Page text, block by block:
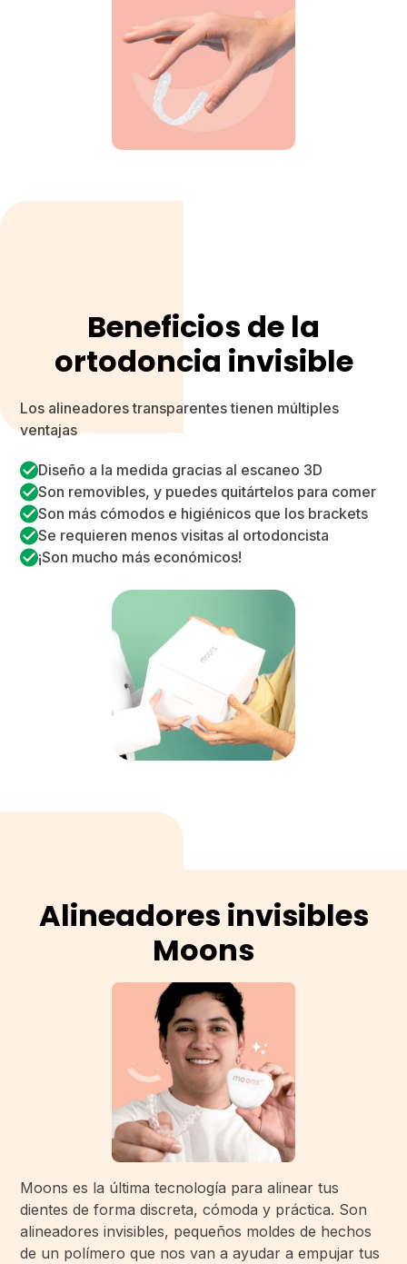
Beneficios de la
ortodoncia invisible
Los alineadores transparentes tienen múltiples
ventajas
Diseño a la medida gracias al escaneo 3D
Son removibles, y puedes quitártelos para comer
Son más cómodos e higiénicos que los brackets
Se requieren menos visitas al ortodoncista
¡Son mucho más económicos!
Alineadores invisibles
Moons
Moons es la última tecnología para alinear tus
dientes de forma discreta, cómoda y práctica. Son
alineadores invisibles, pequeños moldes de hechos
de un polímero que nos van a ayudar a empujar tus